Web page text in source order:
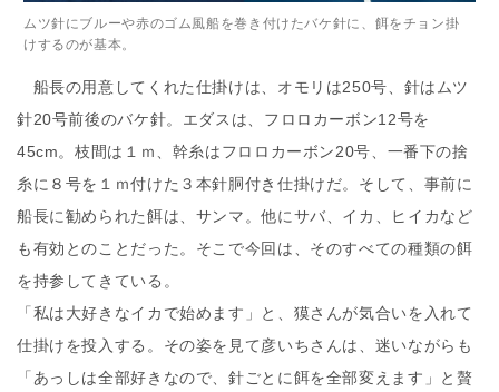
ムツ針にブルーや赤のゴム風船を巻き付けたバケ針に、餌をチョン掛
けするのが基本。
船長の用意してくれた仕掛けは、オモリは250号、針はムツ
針20号前後のバケ針。エダスは、フロロカーボン12号を
45cm。枝間は１ｍ、幹糸はフロロカーボン20号、一番下の捨
糸に８号を１ｍ付けた３本針胴付き仕掛けだ。そして、事前に
船長に勧められた餌は、サンマ。他にサバ、イカ、ヒイカなど
も有効とのことだった。そこで今回は、そのすべての種類の餌
を持参してきている。
「私は大好きなイカで始めます」と、獏さんが気合いを入れて
仕掛けを投入する。その姿を見て彦いちさんは、迷いながらも
「あっしは全部好きなので、針ごとに餌を全部変えます」と贅